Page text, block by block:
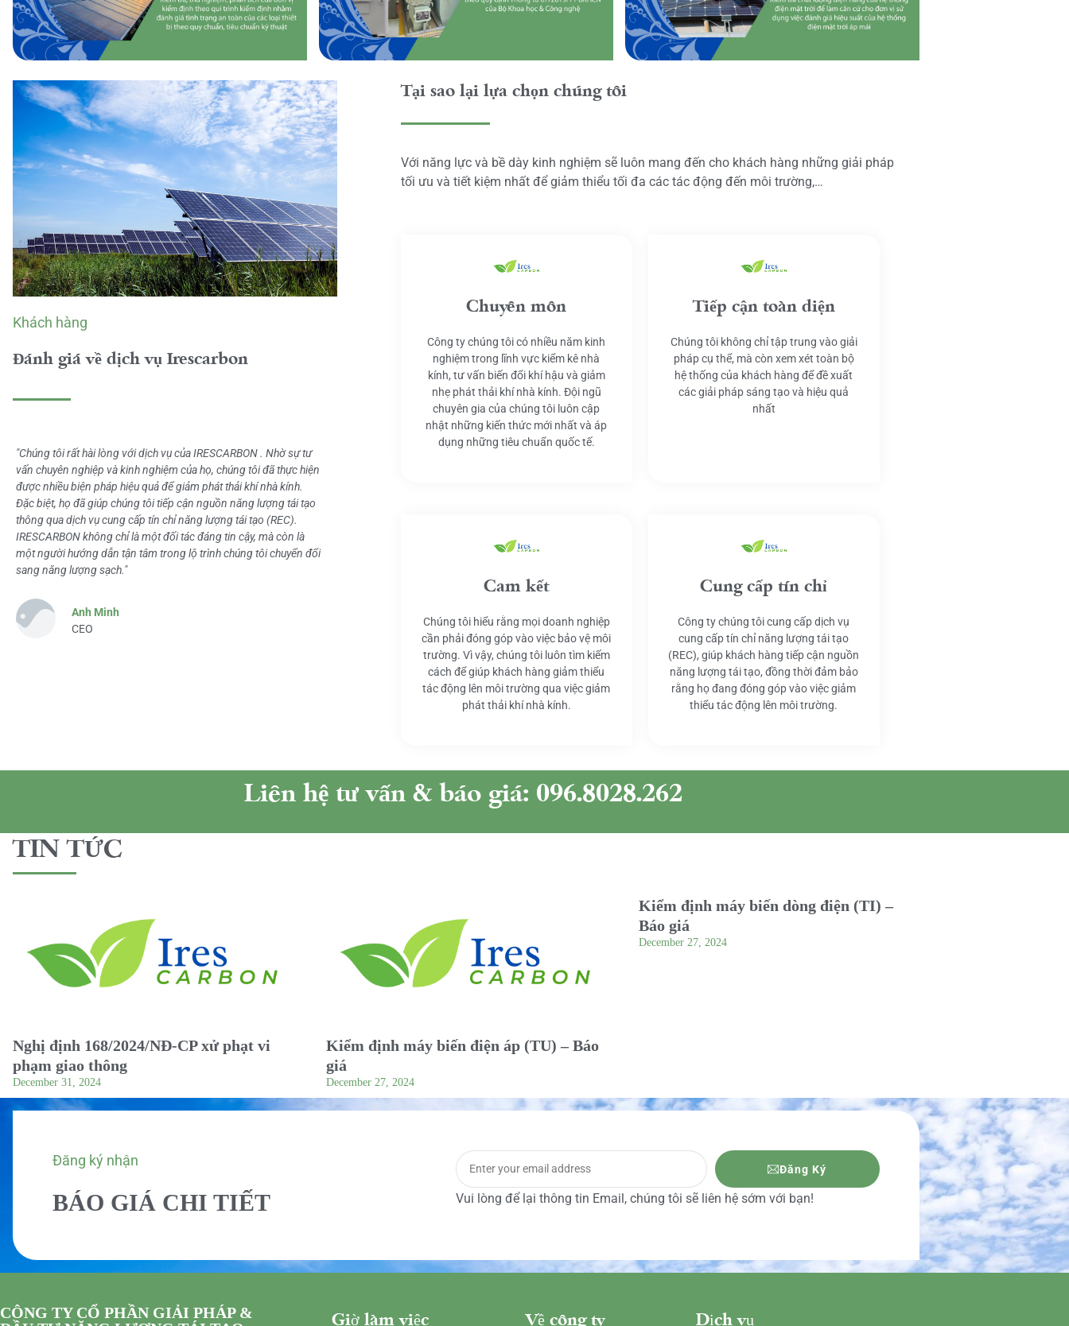
Khách hàng
Đánh giá về dịch vụ Irescarbon
"Chúng tôi rất hài lòng với dịch vụ của IRESCARBON . Nhờ sự tư
vấn chuyên nghiệp và kinh nghiệm của họ, chúng tôi đã thực hiện
được nhiều biện pháp hiệu quả để giảm phát thải khí nhà kính.
Đặc biệt, họ đã giúp chúng tôi tiếp cận nguồn năng lượng tái tạo
thông qua dịch vụ cung cấp tín chỉ năng lượng tái tạo (REC).
IRESCARBON không chỉ là một đối tác đáng tin cậy, mà còn là
một người hướng dẫn tận tâm trong lộ trình chúng tôi chuyển đổi
sang năng lượng sạch."
Anh Minh
CEO
Tại sao lại lựa chọn chúng tôi
Với năng lực và bề dày kinh nghiệm sẽ luôn mang đến cho khách hàng những giải pháp
tối ưu và tiết kiệm nhất để giảm thiểu tối đa các tác động đến môi trường,…
Chuyên môn
Công ty chúng tôi có nhiều năm kinh
nghiệm trong lĩnh vực kiểm kê nhà
kính, tư vấn biến đổi khí hậu và giảm
nhẹ phát thải khí nhà kính. Đội ngũ
chuyên gia của chúng tôi luôn cập
nhật những kiến thức mới nhất và áp
dụng những tiêu chuẩn quốc tế.
Tiếp cận toàn diện
Chúng tôi không chỉ tập trung vào giải
pháp cụ thể, mà còn xem xét toàn bộ
hệ thống của khách hàng để đề xuất
các giải pháp sáng tạo và hiệu quả
nhất
Cam kết
Chúng tôi hiểu rằng mọi doanh nghiệp
cần phải đóng góp vào việc bảo vệ môi
trường. Vì vậy, chúng tôi luôn tìm kiếm
cách để giúp khách hàng giảm thiểu
tác động lên môi trường qua việc giảm
phát thải khí nhà kính.
Cung cấp tín chỉ
Công ty chúng tôi cung cấp dịch vụ
cung cấp tín chỉ năng lượng tái tạo
(REC), giúp khách hàng tiếp cận nguồn
năng lượng tái tạo, đồng thời đảm bảo
rằng họ đang đóng góp vào việc giảm
thiểu tác động lên môi trường.
Liên hệ tư vấn & báo giá: 096.8028.262
TIN TỨC
Nghị định 168/2024/NĐ-CP xử phạt vi
phạm giao thông
December 31, 2024
Kiểm định máy biến điện áp (TU) – Báo
giá
December 27, 2024
Kiểm định máy biến dòng điện (TI) –
Báo giá
December 27, 2024
Đăng ký nhận
BÁO GIÁ CHI TIẾT
Đăng Ký
Vui lòng để lại thông tin Email, chúng tôi sẽ liên hệ sớm với bạn!
CÔNG TY CỔ PHẦN GIẢI PHÁP &
Giờ làm việc Về công ty Dịch vụ